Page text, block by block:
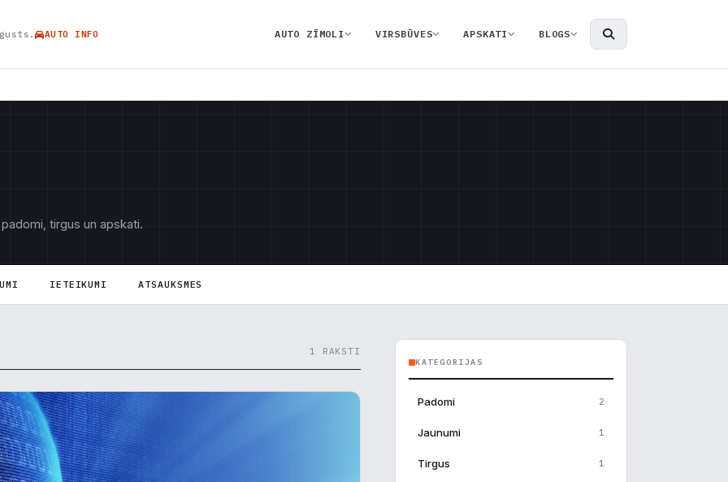
AUTO INFO AUTO ZĪMOLI VIRSBŪVES APSKATI BLOGS
tirgus un apskati.
IETEIKUMI ATSAUKSMES
1 RAKSTI
KATEGORIJAS
Padomi 2
Jaunumi 1
Tirgus 1